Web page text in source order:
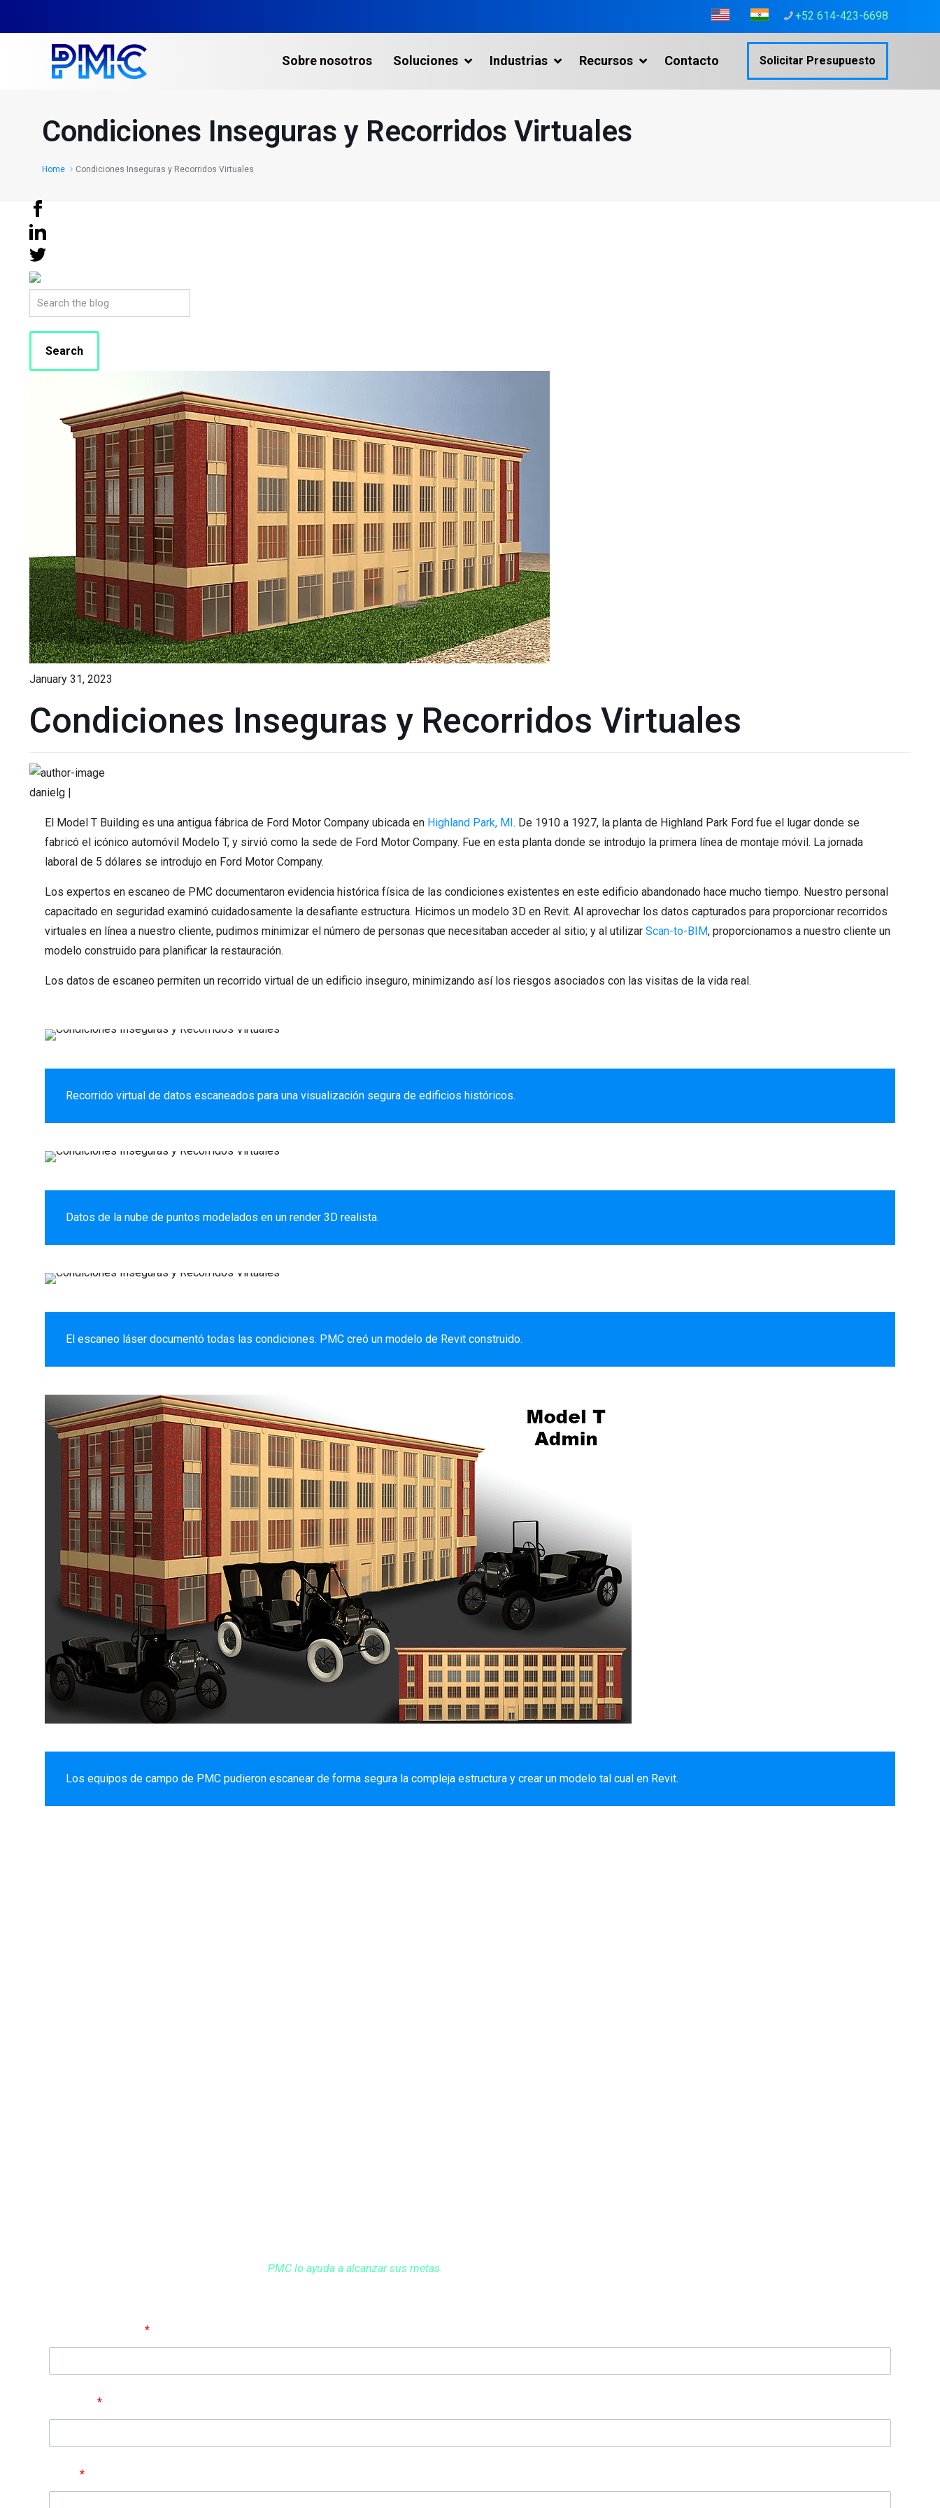
+52 614-423-6698
Sobre nosotros Soluciones
Gemelos Digitales y Captura de la Realidad
Industrias Recursos Contacto Solicitar Presupuesto
Condiciones Inseguras y Recorridos Virtuales
Home Condiciones Inseguras y Recorridos Virtuales
Search
January 31, 2023
Condiciones Inseguras y Recorridos Virtuales
danielg |
El Model T Building es una antigua fábrica de Ford Motor Company ubicada en Highland Park, MI. De 1910 a 1927, la planta de Highland Park Ford fue el lugar donde se
fabricó el icónico automóvil Modelo T, y sirvió como la sede de Ford Motor Company. Fue en esta planta donde se introdujo la primera línea de montaje móvil. La jornada
laboral de 5 dólares se introdujo en Ford Motor Company.
Los expertos en escaneo de PMC documentaron evidencia histórica física de las condiciones existentes en este edificio abandonado hace mucho tiempo. Nuestro personal
capacitado en seguridad examinó cuidadosamente la desafiante estructura. Hicimos un modelo 3D en Revit. Al aprovechar los datos capturados para proporcionar recorridos
virtuales en línea a nuestro cliente, pudimos minimizar el número de personas que necesitaban acceder al sitio; y al utilizar Scan-to-BIM, proporcionamos a nuestro cliente un
modelo construido para planificar la restauración.
Los datos de escaneo permiten un recorrido virtual de un edificio inseguro, minimizando así los riesgos asociados con las visitas de la vida real.
Recorrido virtual de datos escaneados para una visualización segura de edificios históricos.
Datos de la nube de puntos modelados en un render 3D realista.
El escaneo láser documentó todas las condiciones. PMC creó un modelo de Revit construido.
Los equipos de campo de PMC pudieron escanear de forma segura la compleja estructura y crear un modelo tal cual en Revit.
PMC lo ayuda a alcanzar sus metas.
*
*
*